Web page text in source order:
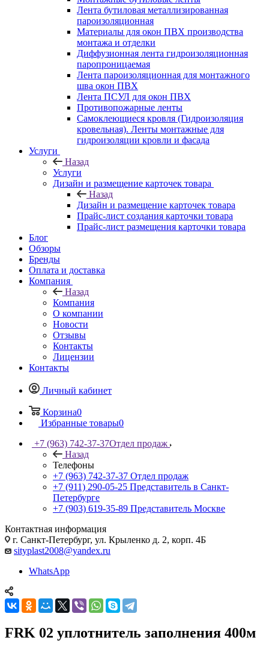
Лента бутиловая металлизированная
пароизоляционная
Материалы для окон ПВХ производства
монтажа и отделки
Диффузионная лента гидроизоляционная
паропроницаемая
Лента пароизоляционная для монтажного
шва окон ПВХ
Лента ПСУЛ для окон ПВХ
Противопожарные ленты
Самоклеющиеся кровля (Гидроизоляция
кровельная). Ленты монтажные для
гидроизоляции кровли и фасада
Услуги
Назад
Услуги
Дизайн и размещение карточек товара
Назад
Дизайн и размещение карточек товара
Прайс-лист создания карточки товара
Прайс-лист размещения карточки товара
Блог
Обзоры
Бренды
Оплата и доставка
Компания
Назад
Компания
О компании
Новости
Отзывы
Контакты
Лицензии
Контакты
Личный кабинет
Корзина0
Избранные товары0
+7 (963) 742-37-37Отдел продаж
Назад
Телефоны
+7 (963) 742-37-37 Отдел продаж
+7 (911) 290-05-25 Представитель в Санкт-
Петербурге
+7 (903) 619-35-89 Представитель Москве
Контактная информация
г. Санкт-Петербург, ул. Крыленко д. 2, корп. 4Б
sityplast2008@yandex.ru
WhatsApp
FRK 02 уплотнитель заполнения 400м